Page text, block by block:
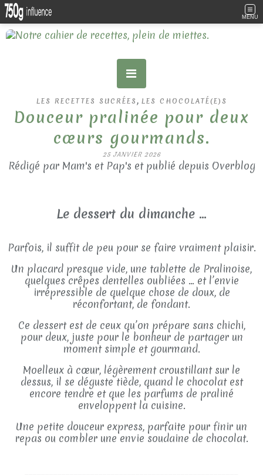
MENU
LES RECETTES SUCRÉES , LES CHOCOLATÉ(E)S
Douceur pralinée pour deux
cœurs gourmands.
25 JANVIER 2026
Rédigé par Mam's et Pap's et publié depuis Overblog
Le dessert du dimanche ...
Parfois, il suffit de peu pour se faire vraiment plaisir.
Un placard presque vide, une tablette de Pralinoise,
quelques crêpes dentelles oubliées … et l’envie
irrépressible de quelque chose de doux, de
réconfortant, de fondant.
Ce dessert est de ceux qu’on prépare sans chichi,
pour deux, juste pour le bonheur de partager un
moment simple et gourmand.
Moelleux à cœur, légèrement croustillant sur le
dessus, il se déguste tiède, quand le chocolat est
encore tendre et que les parfums de praliné
enveloppent la cuisine.
Une petite douceur express, parfaite pour finir un
repas ou combler une envie soudaine de chocolat.